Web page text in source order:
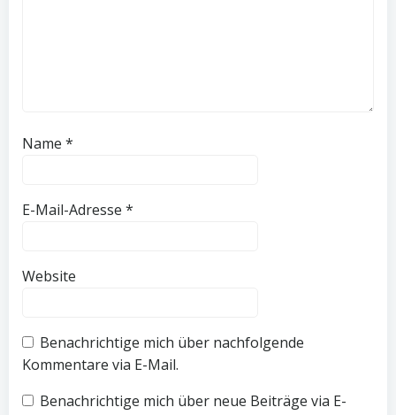
Name *
E-Mail-Adresse *
Website
Benachrichtige mich über nachfolgende
Kommentare via E-Mail.
Benachrichtige mich über neue Beiträge via E-